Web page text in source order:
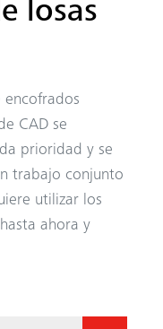
losas
encofrados
CAD se
prioridad y se
trabajo conjunto
utilizar los
ahora y